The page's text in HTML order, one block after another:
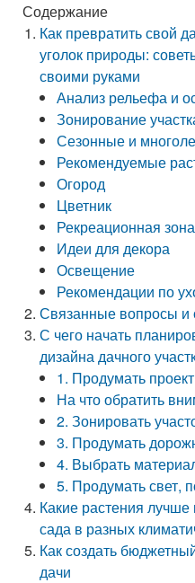
Содержание
Как превратить свой
уголок природы:
своими руками
Анализ рельефа и
Зонирование
Сезонные и
Рекомендуемые
Огород
Цветник
Рекреационная зона
Идеи для декора
Освещение
Рекомендации по
Связанные вопросы и
С чего начать
дизайна дачного
1. Продумать
На что обратить
2. Зонировать
3. Продумать
4. Выбрать
5. Продумать свет,
Какие растения лучше
сада в разных
Как создать
дачи